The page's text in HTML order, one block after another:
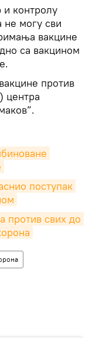
и контролу
не могу сви
вакцине
са вакцином
против
центра
поступак
против свих до